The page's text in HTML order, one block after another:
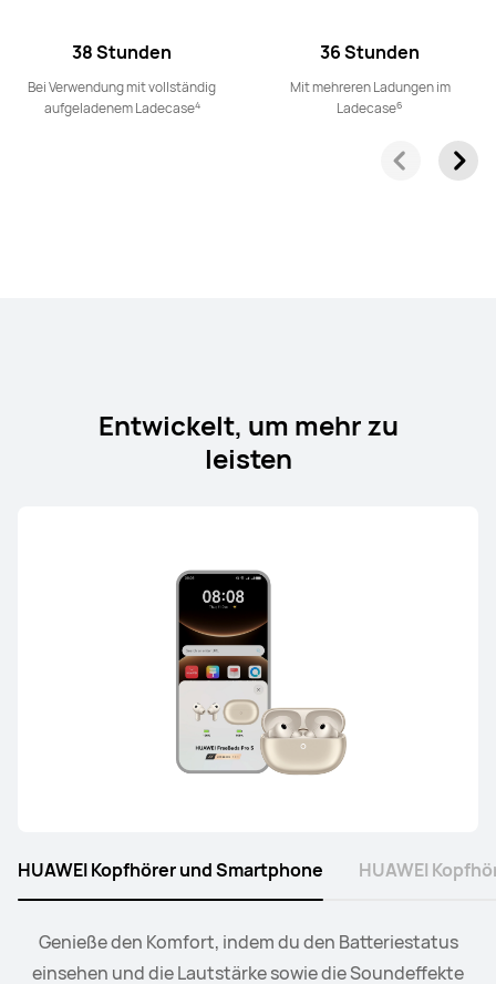
HUAWEI Sound Joy 2
oder Finanzierung möglich
38 Stunden
Bei Verwendung mit vollständig
aufgeladenem Ladecase4
36 Stunden
Mit mehreren Ladungen im
Ladecase6
Entwickelt, um mehr zu
leisten
Genieße den Komfort, indem du den Batteriestatus
einsehen und die Lautstärke sowie die Soundeffekte
Verbinde die Uhr mit deinen Kopfhörern oder deinen
Lautsprechern. Steuere die Wiedergabe sowie die
HUAWEI Kopfhörer und Smartphone HUAWEI